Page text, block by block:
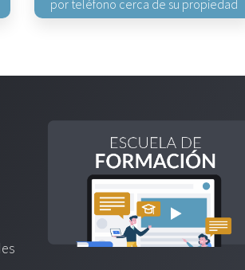
por teléfono cerca de su propiedad